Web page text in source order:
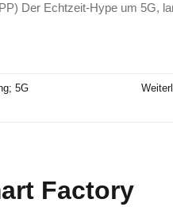
Der Echtzeit-Hype um 5G,
5G
Factory